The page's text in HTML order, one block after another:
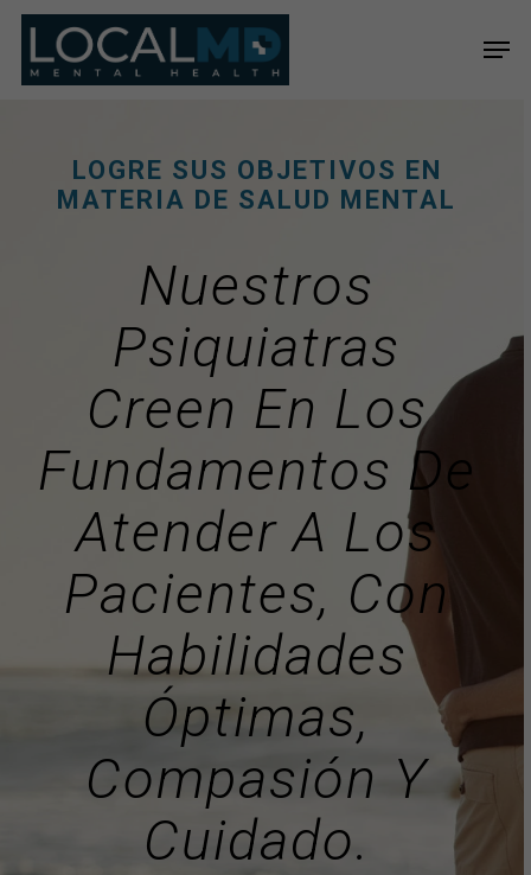
Skip
LOGRE SUS OBJETIVOS EN
MATERIA DE SALUD MENTAL
Nuestros
Psiquiatras
Creen En Los
Fundamentos De
Atender A Los
Pacientes, Con
Habilidades
Óptimas,
Compasión Y
Cuidado.